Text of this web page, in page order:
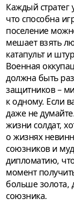
Каждый стратег
что способна
поселение
мешает взять
катапульт и
Военная
должна быть
защитников –
к одному. Если
даже не
жизни солдат,
о жизнях
союзников и
дипломатию,
момент
больше золота,
союзника.